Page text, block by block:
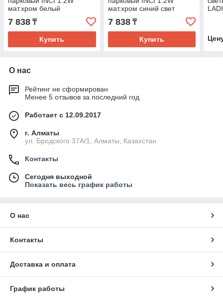
мат.хром белый
7 838 ₸
Купить
мат.хром синий свет
7 838₸
Купить
О нас
Рейтинг не сформирован
Менее 5 отзывов за последний год
Работает с 12.09.2017
г. Алматы
ул. Бродского 37А/1, Алматы, Казахстан
Контакты
Сегодня выходной
Показать весь график работы
О нас
Контакты
Доставка и оплата
График работы